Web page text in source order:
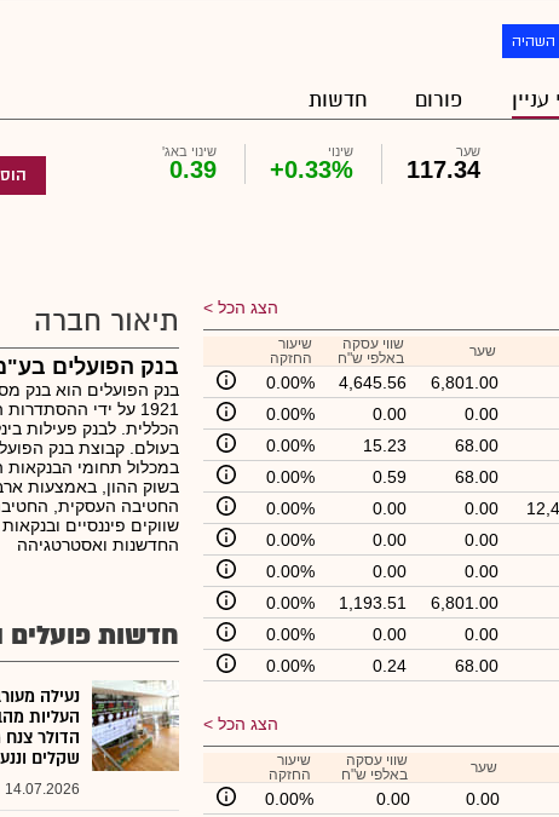
השהיה
פורום חדשות
שער
117.34
שינוי
+0.33%
שינוי באג'
0.39
הצג הכל
שער
שווי עסקה
באלפי ש"ח
שיעור
החזקה
6,801.00
4,645.56
0.00%
0.00
0.00
0.00%
68.00
15.23
0.00%
68.00
0.59
0.00%
0.00
0.00
0.00%
0.00
0.00
0.00%
0.00
0.00
0.00%
6,801.00
1,193.51
0.00%
0.00
0.00
0.00%
68.00
0.24
0.00%
הצג הכל
שער
שווי עסקה
באלפי ש"ח
שיעור
החזקה
0.00
0.00
0.00%
תיאור חברה
בנק הפועלים
בנק הפועלים הוא בנק
1921 על ידי
הכללית. לבנק פעילות
בעולם. קבוצת בנק
במכלול תחומי הבנקאות
בשוק ההון, באמצעות
החטיבה העסקית,
שווקים פיננסיים
החדשנות ואסטרטגיהה
חדשות פועלים
נעילה
העליות
שקלים
14.07.2026